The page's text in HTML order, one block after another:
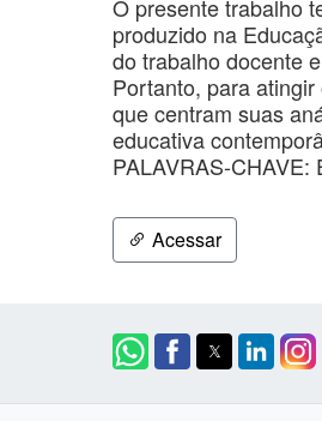
O presente trabalho
produzido na
do trabalho docente
Portanto, para
que centram suas
educativa
PALAVRAS-
Acessar